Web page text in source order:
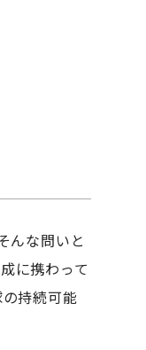
んな問いと
に携わって
持続可能